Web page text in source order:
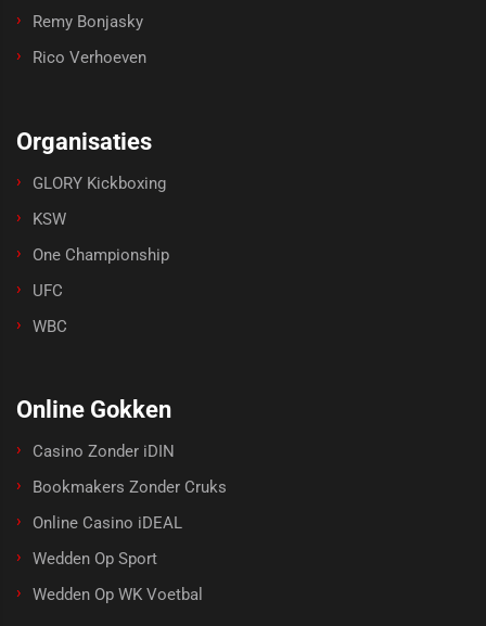
Remy Bonjasky
Rico Verhoeven
Organisaties
GLORY Kickboxing
KSW
One Championship
UFC
WBC
Online Gokken
Casino Zonder iDIN
Bookmakers Zonder Cruks
Online Casino iDEAL
Wedden Op Sport
Wedden Op WK Voetbal